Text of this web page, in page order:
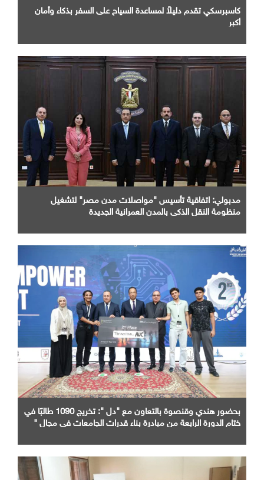
كاسبرسكي تقدم دليلاً لمساعدة السياح على السفر بذكاء وأمان
أكبر
مدبولي: اتفاقية تأسيس "مواصلات مدن مصر" لتشغيل
منظومة النقل الذكي بالمدن العمرانية الجديدة
بحضور هندي وقنصوة بالتعاون مع "دل ": تخريج 1090 طالبًا في
ختام الدورة الرابعة من مبادرة بناء قدرات الجامعات في مجال "